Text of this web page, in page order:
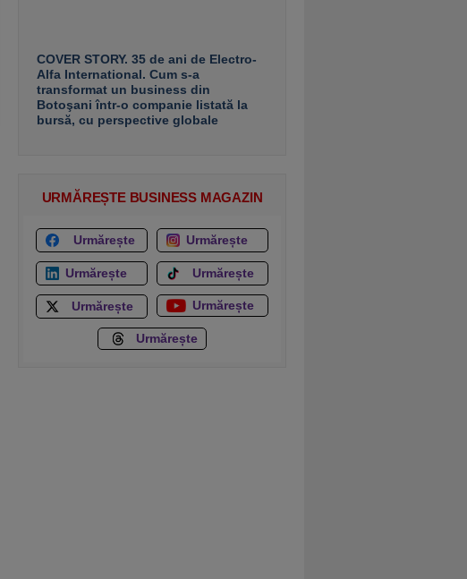
COVER STORY. 35 de ani de Electro-
Alfa International. Cum s-a
transformat un business din
Botoşani într-o companie listată la
bursă, cu perspective globale
URMĂREȘTE BUSINESS MAGAZIN
Urmărește Urmărește
Urmărește Urmărește
Urmărește Urmărește
Urmărește